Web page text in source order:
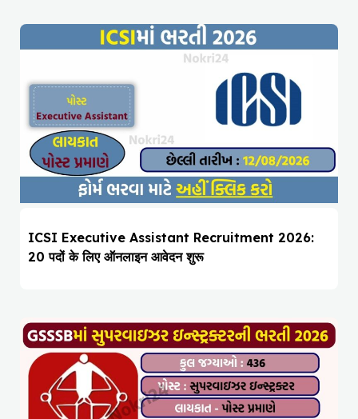
ICSI Executive Assistant Recruitment 2026:
20 पदों के लिए ऑनलाइन आवेदन शुरू